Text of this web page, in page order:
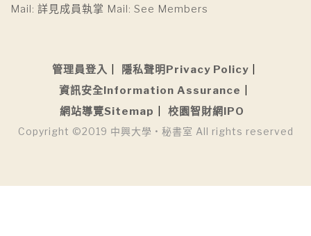
Mail: 詳見成員執掌 Mail: See Members
管理員登入
隱私聲明Privacy Policy
資訊安全Information Assurance
網站導覽Sitemap
校園智財網IPO
Copyright ©2019 中興大學 • 秘書室 All rights reserved